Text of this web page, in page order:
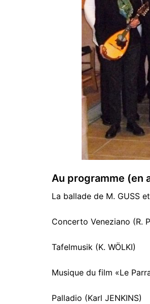
Au programme (en
La ballade de M. GUSS
Concerto Veneziano (R.
Tafelmusik (K. WÖLKI)
Musique du film «Le
Palladio (Karl JENKINS)